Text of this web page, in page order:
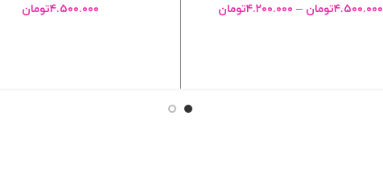
۴.۵۰۰.۰۰۰تومان – ۴.۲۰۰.۰۰۰تومان
۴.۵۰۰.۰۰۰تومان